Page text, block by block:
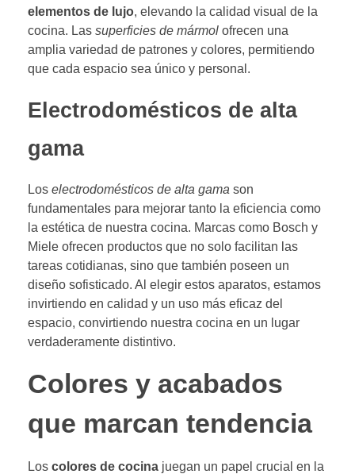
elementos de lujo, elevando la calidad visual de la
cocina. Las superficies de mármol ofrecen una
amplia variedad de patrones y colores, permitiendo
que cada espacio sea único y personal.
Electrodomésticos de alta
gama
Los electrodomésticos de alta gama son
fundamentales para mejorar tanto la eficiencia como
la estética de nuestra cocina. Marcas como Bosch y
Miele ofrecen productos que no solo facilitan las
tareas cotidianas, sino que también poseen un
diseño sofisticado. Al elegir estos aparatos, estamos
invirtiendo en calidad y un uso más eficaz del
espacio, convirtiendo nuestra cocina en un lugar
verdaderamente distintivo.
Colores y acabados
que marcan tendencia
Los colores de cocina juegan un papel crucial en la